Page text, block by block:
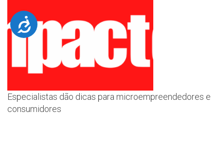
Acessibilidade
Especialistas dão dicas para microempreendedores e
consumidores